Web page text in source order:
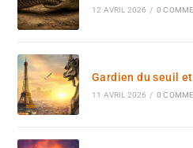
12 AVRIL 2026 / 0
Gardien du seuil
11 AVRIL 2026 / 0